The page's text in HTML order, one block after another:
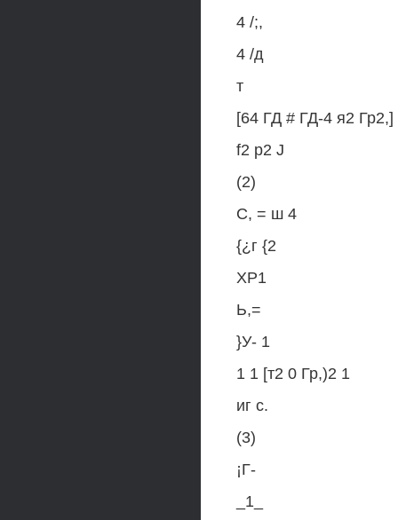
4 /;,
4 /д
т
[64 ГД # ГД-4 я2 Гр2,]
f2 р2 J
(2)
С, = ш 4
{¿г {2
ХР1
Ь,=
}У- 1
1 1 [т2 0 Гр,)2 1
иг с.
(3)
¡Г-
_1_